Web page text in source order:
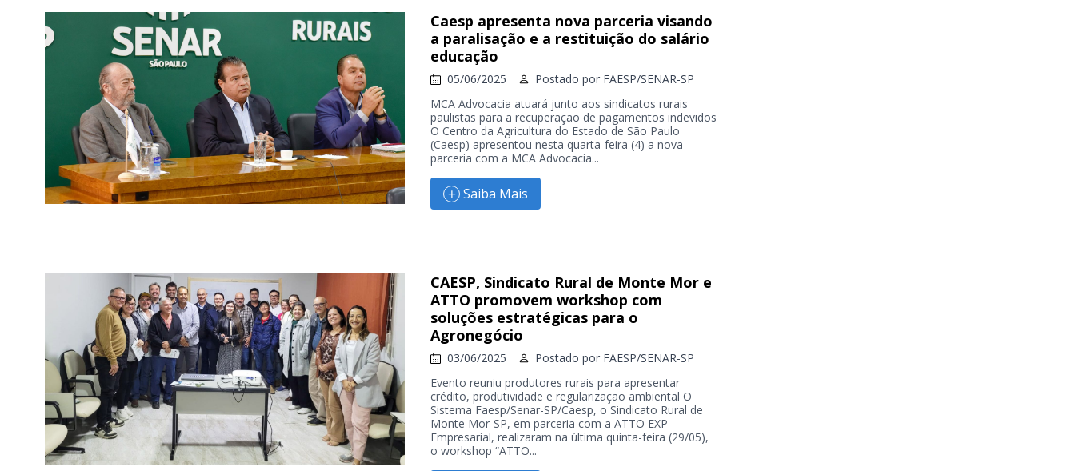
Caesp apresenta nova parceria visando
a paralisação e a restituição do salário
educação
05/06/2025 Postado por FAESP/SENAR-SP
MCA Advocacia atuará junto aos sindicatos rurais
paulistas para a recuperação de pagamentos indevidos
O Centro da Agricultura do Estado de São Paulo
(Caesp) apresentou nesta quarta-feira (4) a nova
parceria com a MCA Advocacia...
Saiba Mais
CAESP, Sindicato Rural de Monte Mor e
ATTO promovem workshop com
soluções estratégicas para o
Agronegócio
03/06/2025 Postado por FAESP/SENAR-SP
Evento reuniu produtores rurais para apresentar
crédito, produtividade e regularização ambiental O
Sistema Faesp/Senar-SP/Caesp, o Sindicato Rural de
Monte Mor-SP, em parceria com a ATTO EXP
Empresarial, realizaram na última quinta-feira (29/05),
o workshop “ATTO...